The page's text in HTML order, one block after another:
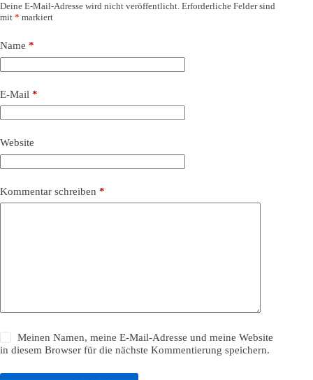
Deine E-Mail-Adresse wird nicht veröffentlicht. Erforderliche Felder sind
mit * markiert
Name *
E-Mail *
Website
Kommentar schreiben *
Meinen Namen, meine E-Mail-Adresse und meine Website
in diesem Browser für die nächste Kommentierung speichern.